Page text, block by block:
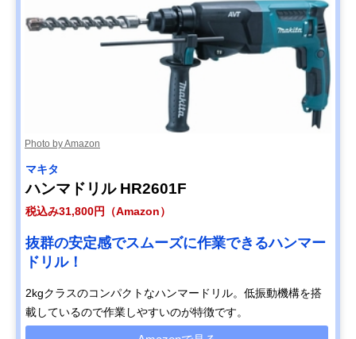
Photo by Amazon
マキタ
ハンマドリル HR2601F
税込み31,800円（Amazon）
抜群の安定感でスムーズに作業できるハンマー
ドリル！
2kgクラスのコンパクトなハンマードリル。低振動機構を搭
載しているので作業しやすいのが特徴です。